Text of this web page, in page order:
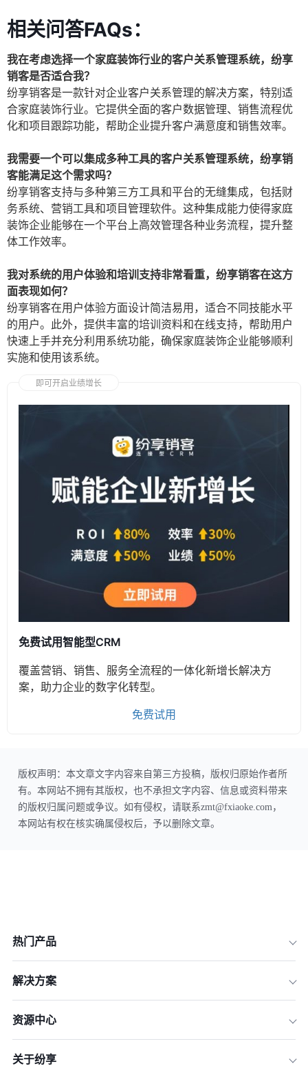
相关问答FAQs：
我在考虑选择一个家庭装饰行业的客户关系管理系统，纷享
销客是否适合我？
纷享销客是一款针对企业客户关系管理的解决方案，特别适
合家庭装饰行业。它提供全面的客户数据管理、销售流程优
化和项目跟踪功能，帮助企业提升客户满意度和销售效率。
我需要一个可以集成多种工具的客户关系管理系统，纷享销
客能满足这个需求吗？
纷享销客支持与多种第三方工具和平台的无缝集成，包括财
务系统、营销工具和项目管理软件。这种集成能力使得家庭
装饰企业能够在一个平台上高效管理各种业务流程，提升整
体工作效率。
我对系统的用户体验和培训支持非常看重，纷享销客在这方
面表现如何？
纷享销客在用户体验方面设计简洁易用，适合不同技能水平
的用户。此外，提供丰富的培训资料和在线支持，帮助用户
快速上手并充分利用系统功能，确保家庭装饰企业能够顺利
实施和使用该系统。
即可开启业绩增长
免费试用智能型CRM
覆盖营销、销售、服务全流程的一体化新增长解决方
案，助力企业的数字化转型。
免费试用
版权声明：本文章文字内容来自第三方投稿，版权归原始作者所
有。本网站不拥有其版权，也不承担文字内容、信息或资料带来
的版权归属问题或争议。如有侵权，请联系zmt@fxiaoke.com，
本网站有权在核实确属侵权后，予以删除文章。
热门产品
解决方案
资源中心
关于纷享